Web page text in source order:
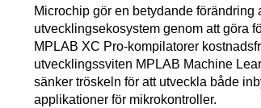
Microchip gör en betydande förändring
utvecklingsekosystem genom att göra
MPLAB XC Pro-kompilatorer
utvecklingssviten MPLAB Machine
sänker tröskeln för att utveckla både
applikationer för mikrokontroller.